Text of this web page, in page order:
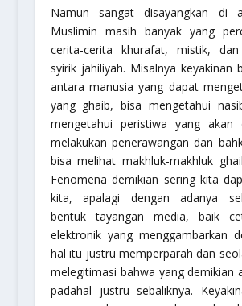
Namun sangat disayangkan di
Muslimin masih banyak yang
cerita-cerita khurafat, mistik, dan
syirik jahiliyah. Misalnya keyakinan
antara manusia yang dapat
yang ghaib, bisa mengetahui
mengetahui peristiwa yang akan
melakukan penerawangan dan
bisa melihat makhluk-makhluk
Fenomena demikian sering kita
kita, apalagi dengan adanya
bentuk tayangan media, baik
elektronik yang menggambarkan
hal itu justru memperparah dan
melegitimasi bahwa yang demikian
padahal justru sebaliknya.